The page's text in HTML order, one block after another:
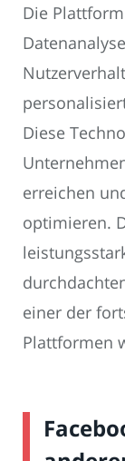
Die
Diese
erreichen
optimieren.
einer der
Plattformen